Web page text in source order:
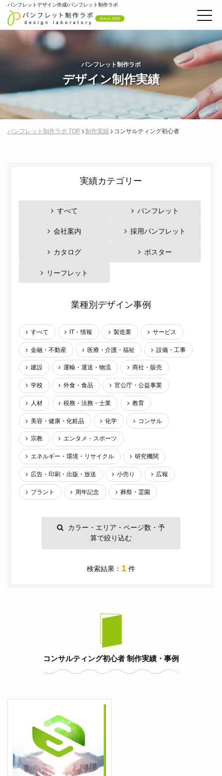
パンフレットデザイン作成/パンフレット制作ラボ
パンフレット制作ラボ
デザイン制作実績
パンフレット制作ラボ TOP 制作実績 コンサルティング初心者
実績カテゴリー
すべて パンフレット
会社案内 採用パンフレット
カタログ ポスター
リーフレット
業種別デザイン事例
すべて IT・情報 製造業 サービス
金融・不動産 医療・介護・福祉 設備・工事
建設 運輸・運送・物流 商社・販売
学校 外食・食品 官公庁・公益事業
人材 税務・法務・士業 教育
美容・健康・化粧品 化学 コンサル
宗教 エンタメ・スポーツ
エネルギー・環境・リサイクル 研究機関
広告・印刷・出版・放送 小売り 広報
プラント 周年記念 葬祭・霊園
カラー・エリア・ページ数・予
算で絞り込む
検索結果： 1 件
コンサルティング初心者 制作実績・事例